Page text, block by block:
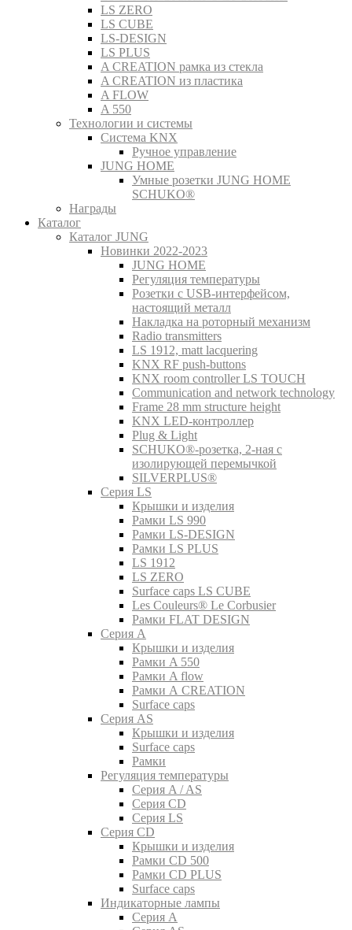
LS ZERO
LS CUBE
LS-DESIGN
LS PLUS
A CREATION рамка из стекла
A CREATION из пластика
A FLOW
A 550
Технологии и системы
Система KNX
Ручное управление
JUNG HOME
Умные розетки JUNG HOME
SCHUKO®
Награды
Каталог
Каталог JUNG
Новинки 2022-2023
JUNG HOME
Регуляция температуры
Розетки с USB-интерфейсом,
настоящий металл
Накладка на роторный механизм
Radio transmitters
LS 1912, matt lacquering
KNX RF push-buttons
KNX room controller LS TOUCH
Communication and network technology
Frame 28 mm structure height
KNX LED-контроллер
Plug & Light
SCHUKO®-розетка, 2-ная с
изолирующей перемычкой
SILVERPLUS®
Серия LS
Крышки и изделия
Рамки LS 990
Рамки LS-DESIGN
Рамки LS PLUS
LS 1912
LS ZERO
Surface caps LS CUBE
Les Couleurs® Le Corbusier
Рамки FLAT DESIGN
Серия A
Крышки и изделия
Рамки A 550
Рамки A flow
Рамки A CREATION
Surface caps
Серия AS
Крышки и изделия
Surface caps
Рамки
Регуляция температуры
Серия A / AS
Серия CD
Серия LS
Серия CD
Крышки и изделия
Рамки CD 500
Рамки CD PLUS
Surface caps
Индикаторные лампы
Серия A